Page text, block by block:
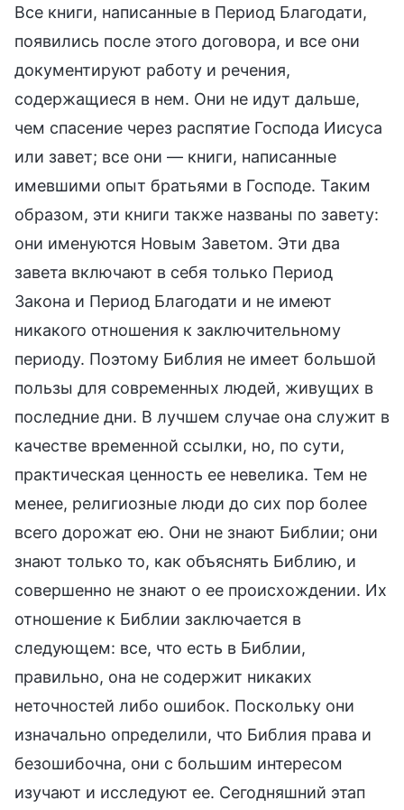
Все книги, написанные в Период Благодати,
появились после этого договора, и все они
документируют работу и речения,
содержащиеся в нем. Они не идут дальше,
чем спасение через распятие Господа Иисуса
или завет; все они — книги, написанные
имевшими опыт братьями в Господе. Таким
образом, эти книги также названы по завету:
они именуются Новым Заветом. Эти два
завета включают в себя только Период
Закона и Период Благодати и не имеют
никакого отношения к заключительному
периоду. Поэтому Библия не имеет большой
пользы для современных людей, живущих в
последние дни. В лучшем случае она служит в
качестве временной ссылки, но, по сути,
практическая ценность ее невелика. Тем не
менее, религиозные люди до сих пор более
всего дорожат ею. Они не знают Библии; они
знают только то, как объяснять Библию, и
совершенно не знают о ее происхождении. Их
отношение к Библии заключается в
следующем: все, что есть в Библии,
правильно, она не содержит никаких
неточностей либо ошибок. Поскольку они
изначально определили, что Библия права и
безошибочна, они с большим интересом
изучают и исследуют ее. Сегодняшний этап